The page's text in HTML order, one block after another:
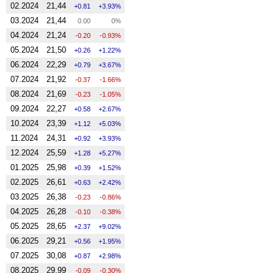
02.2024 21,44 0.81 3.93%
03.2024 21,44 0.00 0%
04.2024 21,24 -0.20 -0.93%
05.2024 21,50 0.26 1.22%
06.2024 22,29 0.79 3.67%
07.2024 21,92 -0.37 -1.66%
08.2024 21,69 -0.23 -1.05%
09.2024 22,27 0.58 2.67%
10.2024 23,39 1.12 5.03%
11.2024 24,31 0.92 3.93%
12.2024 25,59 1.28 5.27%
01.2025 25,98 0.39 1.52%
02.2025 26,61 0.63 2.42%
03.2025 26,38 -0.23 -0.86%
04.2025 26,28 -0.10 -0.38%
05.2025 28,65 2.37 9.02%
06.2025 29,21 0.56 1.95%
07.2025 30,08 0.87 2.98%
08.2025 29,99 -0.09 -0.30%